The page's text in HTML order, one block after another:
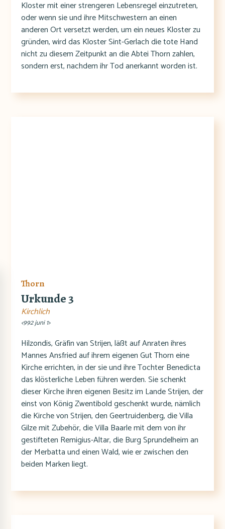
Kloster mit einer strengeren Lebensregel einzutreten,
oder wenn sie und ihre Mitschwestern an einen
anderen Ort versetzt werden, um ein neues Kloster zu
gründen, wird das Kloster Sint-Gerlach die tote Hand
nicht zu diesem Zeitpunkt an die Abtei Thorn zahlen,
sondern erst, nachdem ihr Tod anerkannt worden ist.
Thorn
Urkunde 3
Kirchlich
<992 juni 1>
Hilzondis, Gräfin van Strijen, läßt auf Anraten ihres
Mannes Ansfried auf ihrem eigenen Gut Thorn eine
Kirche errichten, in der sie und ihre Tochter Benedicta
das klösterliche Leben führen werden. Sie schenkt
dieser Kirche ihren eigenen Besitz im Lande Strijen, der
einst von König Zwentibold geschenkt wurde, nämlich
die Kirche von Strijen, den Geertruidenberg, die Villa
Gilze mit Zubehör, die Villa Baarle mit dem von ihr
gestifteten Remigius-Altar, die Burg Sprundelheim an
der Merbatta und einen Wald, wie er zwischen den
beiden Marken liegt.